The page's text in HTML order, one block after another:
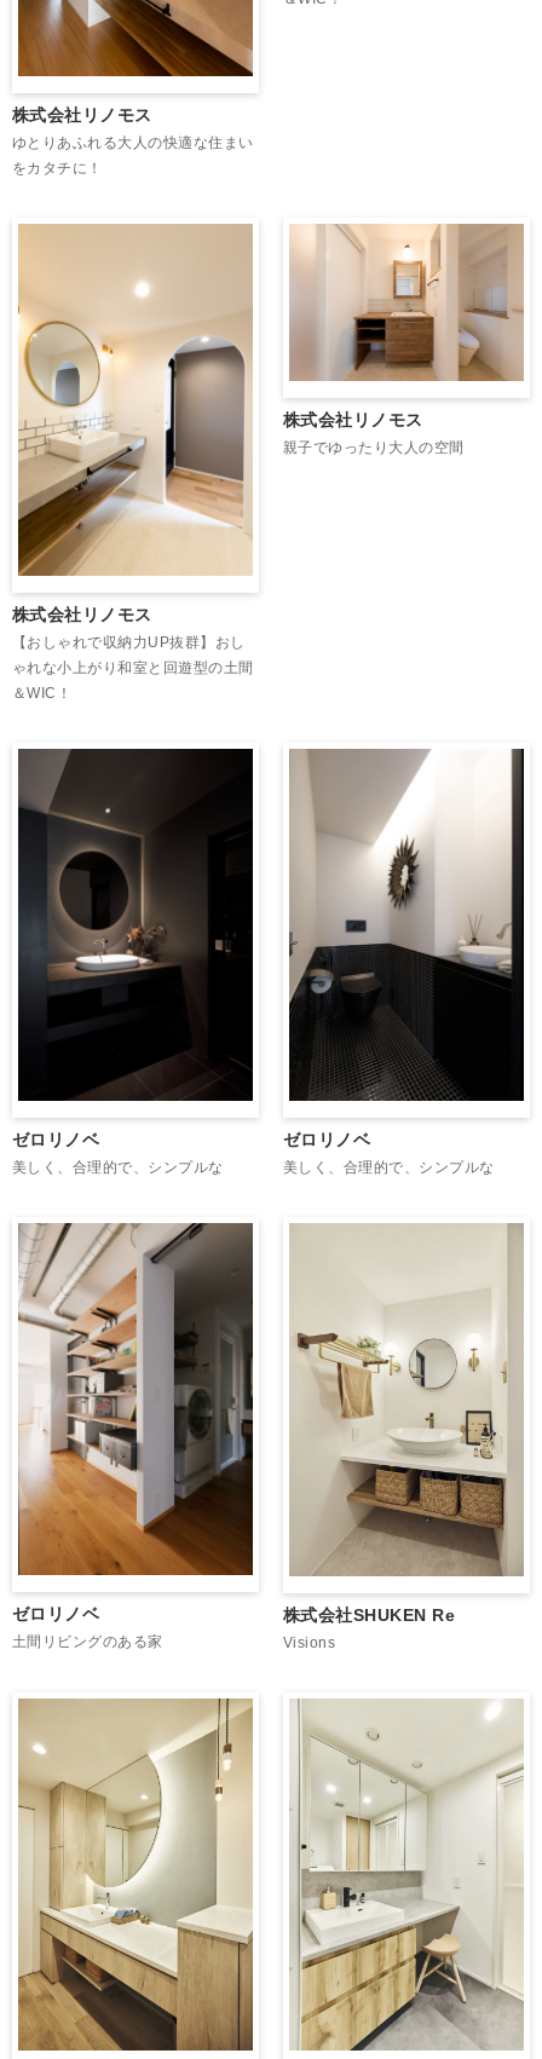
株式会社リノモス
ゆとりあふれる大人の快適な住まい
をカタチに！
株式会社リノモス
【おしゃれで収納力UP抜群】おし
ゃれな小上がり和室と回遊型の土間
＆WIC！
株式会社リノモス
親子でゆったり大人の空間
ゼロリノベ
美しく、合理的で、シンプルな
ゼロリノベ
美しく、合理的で、シンプルな
ゼロリノベ
土間リビングのある家
株式会社SHUKEN Re
Visions